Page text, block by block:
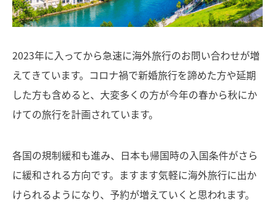
2023年に入ってから急速に海外旅行のお問い合わせが増
えてきています。コロナ禍で新婚旅行を諦めた方や延期
した方も含めると、大変多くの方が今年の春から秋にか
けての旅行を計画されています。
各国の規制緩和も進み、日本も帰国時の入国条件がさら
に緩和される方向です。ますます気軽に海外旅行に出か
けられるようになり、予約が増えていくと思われます。